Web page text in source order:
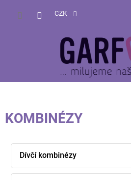
CZK
KOMBINÉZY
Dívčí kombinézy